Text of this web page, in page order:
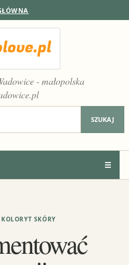
- małopolska
SZUKAJ
☰
SKÓRY